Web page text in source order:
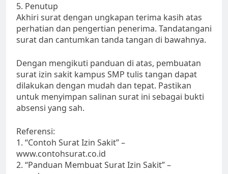
5. Penutup
Akhiri surat dengan ungkapan terima kasih atas
perhatian dan pengertian penerima. Tandatangani
surat dan cantumkan tanda tangan di bawahnya.
Dengan mengikuti panduan di atas, pembuatan
surat izin sakit kampus SMP tulis tangan dapat
dilakukan dengan mudah dan tepat. Pastikan
untuk menyimpan salinan surat ini sebagai bukti
absensi yang sah.
Referensi:
1. “Contoh Surat Izin Sakit” –
www.contohsurat.co.id
2. “Panduan Membuat Surat Izin Sakit” –